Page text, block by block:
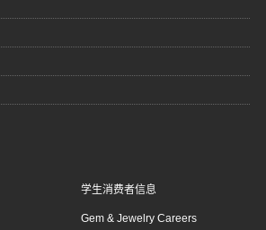
学生消费者信息
Gem & Jewelry Careers